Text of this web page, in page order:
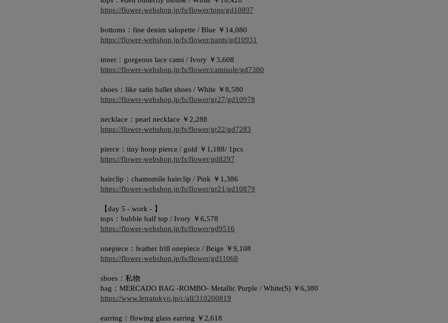
https://flower-webshop.jp/fs/flower/tops/gd10897
bottoms：fine denim salopette / Blue ￥14,080
https://flower-webshop.jp/fs/flower/pants/gd10931
inner：gorgeous lace cami / Ivory ￥3,608
https://flower-webshop.jp/fs/flower/camisole/gd7380
shoes：like satin ballet shoes / White ￥8,580
https://flower-webshop.jp/fs/flower/gr27/gd10978
necklace：pearl necklace ￥2,288
https://flower-webshop.jp/fs/flower/gr22/gd7283
pierce：tiny hoop pierce / gold ￥1,188/ 1pcs
https://flower-webshop.jp/fs/flower/gd8297
hairclip：chamomile hairclip / Pink ￥1,386
https://flower-webshop.jp/fs/flower/gr21/gd10879
【day 5 - work - 】
tops：bubble half top / Ivory ￥6,578
https://flower-webshop.jp/fs/flower/gd9516
onepiece：feather frill onepiece / Beige ￥9,108
https://flower-webshop.jp/fs/flower/gd11068
shoes：私物
bag：MERCADO BAG -ROMBO- Metallic Purple / White(S) ￥6,380
https://www.letratokyo.jp/c/all/310200819
earring：flowing glass earring ￥2,618